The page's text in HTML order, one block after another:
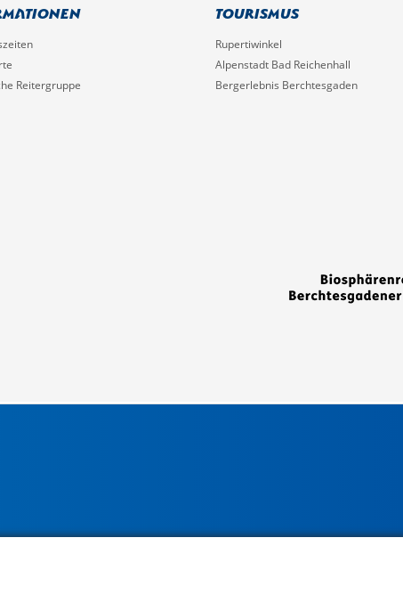
Reitergruppe
Tourismus
Rupertiwinkel
Alpenstadt Bad Reichenhall
Bergerlebnis Berchtesgaden